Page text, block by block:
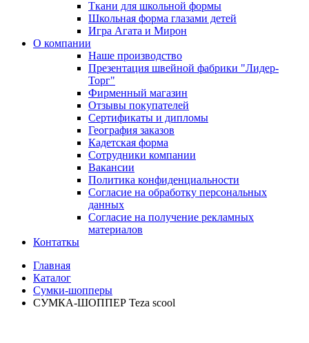
Ткани для школьной формы
Школьная форма глазами детей
Игра Агата и Мирон
О компании
Наше производство
Презентация швейной фабрики "Лидер-
Торг"
Фирменный магазин
Отзывы покупателей
Сертификаты и дипломы
География заказов
Кадетская форма
Сотрудники компании
Вакансии
Политика конфиденциальности
Согласие на обработку персональных
данных
Согласие на получение рекламных
материалов
Контаткы
Главная
Каталог
Сумки-шопперы
СУМКА-ШОППЕР Teza scool